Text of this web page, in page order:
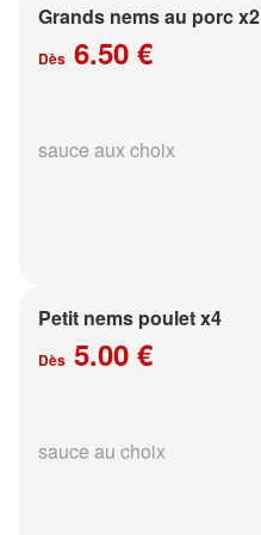
Grands nems au porc x2
Dès 6.50 €
sauce aux choix
Petit nems poulet x4
Dès 5.00 €
sauce au choix